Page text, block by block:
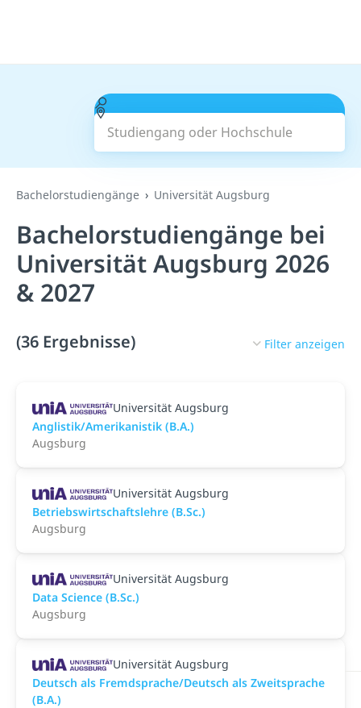
Studiengang oder Hochschule
Suchen
Bachelorstudiengänge Universität Augsburg
Bachelorstudiengänge bei
Universität Augsburg 2026
& 2027
(36 Ergebnisse) Filter anzeigen
Universität Augsburg
Anglistik/Amerikanistik (B.A.)
Augsburg
Universität Augsburg
Betriebswirtschaftslehre (B.Sc.)
Augsburg
Universität Augsburg
Data Science (B.Sc.)
Augsburg
Universität Augsburg
Deutsch als Fremdsprache/Deutsch als Zweitsprache
(B.A.)